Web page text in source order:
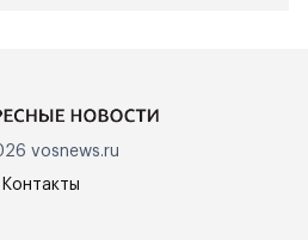
vosnews.ru
Контакты